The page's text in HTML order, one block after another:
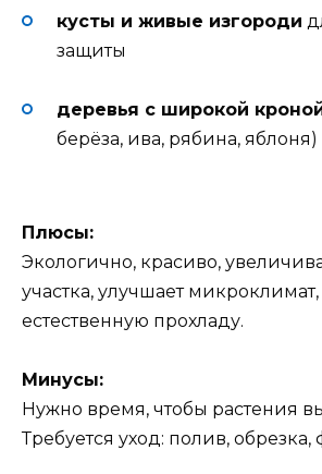
кусты и живые изгороди
защиты
деревья с широкой
берёза, ива, рябина, яблоня)
Плюсы:
Экологично, красиво,
участка, улучшает
естественную прохладу.
Минусы:
Нужно время, чтобы растения
Требуется уход: полив,